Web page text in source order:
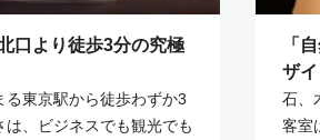
口より徒歩3分の究極
る東京駅から徒歩わずか3
、ビジネスでも観光でも
「
ザ
石、
客室